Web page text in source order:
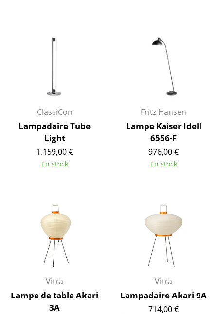
Pièces détachées
Suspensions & Plafonniers
Lampes de bureau
Lampadaires et Liseuses
Luminaires d’extérieur
Lampes sans fil
... voir tous les luminaires
Lits doubles
ClassiCon
Lampadaire Tube
Light
1.159,00 €
En stock
Fritz Hansen
Lampe Kaiser Idell
6556-F
976,00 €
En stock
Vitra
Lampe de table Akari
3A
Vitra
Lampadaire Akari 9A
714,00 €